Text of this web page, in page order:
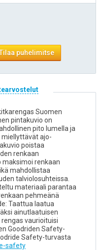
puhelimitse
Suomen
pintakuvio on
pito lumella ja
miellyttävät ajo-
poistaa
renkaan
renkaan
mahdollistaa
talviolosuhteissa.
materiaali parantaa
pehmeänä
Taattua laatua
ainutlaatuisen
vaurioituisi
Goodriden Safety-
Safety-turvasta
safety